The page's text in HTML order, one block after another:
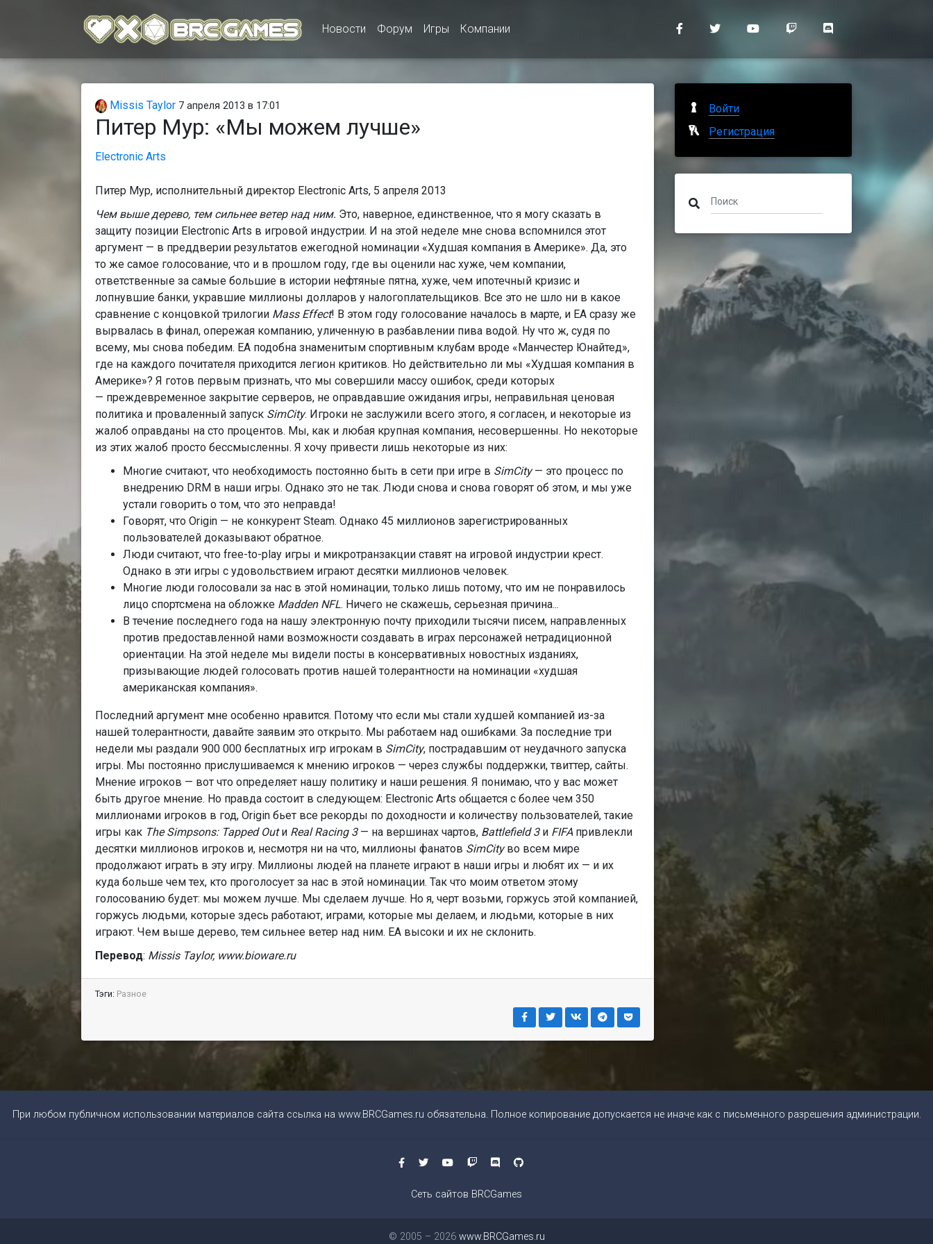
Новости Форум Игры Компании
Missis Taylor 7 апреля 2013 в 17:01
Питер Мур: «Мы можем лучше»
Electronic Arts
Питер Мур, исполнительный директор Electronic Arts, 5 апреля 2013
Чем выше дерево, тем сильнее ветер над ним. Это, наверное, единственное, что я могу сказать в
защиту позиции Electronic Arts в игровой индустрии. И на этой неделе мне снова вспомнился этот
аргумент — в преддверии результатов ежегодной номинации «Худшая компания в Америке». Да, это
то же самое голосование, что и в прошлом году, где вы оценили нас хуже, чем компании,
ответственные за самые большие в истории нефтяные пятна, хуже, чем ипотечный кризис и
лопнувшие банки, укравшие миллионы долларов у налогоплательщиков. Все это не шло ни в какое
сравнение с концовкой трилогии Mass Effect! В этом году голосование началось в марте, и EA сразу же
вырвалась в финал, опережая компанию, уличенную в разбавлении пива водой. Ну что ж, судя по
всему, мы снова победим. ЕА подобна знаменитым спортивным клубам вроде «Манчестер Юнайтед»,
где на каждого почитателя приходится легион критиков. Но действительно ли мы «Худшая компания в
Америке»? Я готов первым признать, что мы совершили массу ошибок, среди которых
— преждевременное закрытие серверов, не оправдавшие ожидания игры, неправильная ценовая
политика и проваленный запуск SimCity. Игроки не заслужили всего этого, я согласен, и некоторые из
жалоб оправданы на сто процентов. Мы, как и любая крупная компания, несовершенны. Но некоторые
из этих жалоб просто бессмысленны. Я хочу привести лишь некоторые из них:
Многие считают, что необходимость постоянно быть в сети при игре в SimCity— это процесс по
внедрению DRM в наши игры. Однако это не так. Люди снова и снова говорят об этом, и мы уже
устали говорить о том, что это неправда!
Говорят, что Origin — не конкурент Steam. Однако 45 миллионов зарегистрированных
пользователей доказывают обратное.
Люди считают, что free-to-play игры и микротранзакции ставят на игровой индустрии крест.
Однако в эти игры с удовольствием играют десятки миллионов человек.
Многие люди голосовали за нас в этой номинации, только лишь потому, что им не понравилось
лицо спортсмена на обложке Madden NFL. Ничего не скажешь, серьезная причина...
В течение последнего года на нашу электронную почту приходили тысячи писем, направленных
против предоставленной нами возможности создавать в играх персонажей нетрадиционной
ориентации. На этой неделе мы видели посты в консервативных новостных изданиях,
призывающие людей голосовать против нашей толерантности на номинации «худшая
американская компания».
Последний аргумент мне особенно нравится. Потому что если мы стали худшей компанией из-за
нашей толерантности, давайте заявим это открыто. Мы работаем над ошибками. За последние три
недели мы раздали 900 000 бесплатных игр игрокам в SimCity, пострадавшим от неудачного запуска
игры. Мы постоянно прислушиваемся к мнению игроков — через службы поддержки, твиттер, сайты.
Мнение игроков — вот что определяет нашу политику и наши решения. Я понимаю, что у вас может
быть другое мнение. Но правда состоит в следующем: Electronic Arts общается с более чем 350
миллионами игроков в год, Origin бьет все рекорды по доходности и количеству пользователей, такие
игры как The Simpsons: Tapped Outи Real Racing 3— на вершинах чартов, Battlefield 3и FIFAпривлекли
десятки миллионов игроков и, несмотря ни на что, миллионы фанатов SimCityво всем мире
продолжают играть в эту игру. Миллионы людей на планете играют в наши игры и любят их — и их
куда больше чем тех, кто проголосует за нас в этой номинации. Так что моим ответом этому
голосованию будет: мы можем лучше. Мы сделаем лучше. Но я, черт возьми, горжусь этой компанией,
горжусь людьми, которые здесь работают, играми, которые мы делаем, и людьми, которые в них
играют. Чем выше дерево, тем сильнее ветер над ним. ЕА высоки и их не склонить.
Перевод: Missis Taylor, www.bioware.ru
Тэги: Разное
Войти
Регистрация
При любом публичном использовании материалов сайта ссылка на www.BRCGames.ru обязательна. Полное копирование допускается не иначе как с письменного разрешения администрации.
Сеть сайтов BRCGames
© 2005 – 2026 www.BRCGames.ru